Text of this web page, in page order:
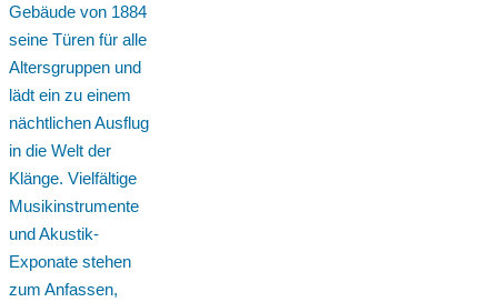
Gebäude von 1884
seine Türen für alle
Altersgruppen und
lädt ein zu einem
nächtlichen Ausflug
in die Welt der
Klänge. Vielfältige
Musikinstrumente
und Akustik-
Exponate stehen
zum Anfassen,